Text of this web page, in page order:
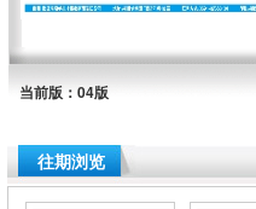
当前版：04版
往期浏览